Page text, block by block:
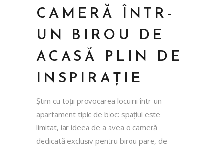
CAMERĂ ÎNTR-
UN BIROU DE
ACASĂ PLIN DE
INSPIRAȚIE
Știm cu toții provocarea locuirii într-un
apartament tipic de bloc: spațiul este
limitat, iar ideea de a avea o cameră
dedicată exclusiv pentru birou pare, de